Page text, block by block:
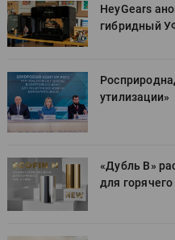
HeyGears
гибридный
утилизации»
«Дубль В»
для